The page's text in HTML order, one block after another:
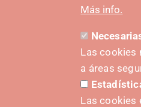
Más info.
Las cookies
a áreas
Las cookies